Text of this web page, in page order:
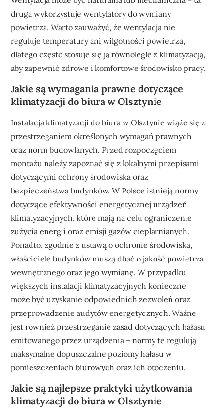
druga wykorzystuje wentylatory do wymiany
powietrza. Warto zauważyć, że wentylacja nie
reguluje temperatury ani wilgotności powietrza,
dlatego często stosuje się ją równolegle z klimatyzacją,
aby zapewnić zdrowe i komfortowe środowisko pracy.
Jakie są wymagania prawne dotyczące
klimatyzacji do biura w Olsztynie
Instalacja klimatyzacji do biura w Olsztynie wiąże się z
przestrzeganiem określonych wymagań prawnych
oraz norm budowlanych. Przed rozpoczęciem
montażu należy zapoznać się z lokalnymi przepisami
dotyczącymi ochrony środowiska oraz
bezpieczeństwa budynków. W Polsce istnieją normy
dotyczące efektywności energetycznej urządzeń
klimatyzacyjnych, które mają na celu ograniczenie
zużycia energii oraz emisji gazów cieplarnianych.
Ponadto, zgodnie z ustawą o ochronie środowiska,
właściciele budynków muszą dbać o jakość powietrza
wewnętrznego oraz jego wymianę. W przypadku
większych instalacji klimatyzacyjnych konieczne
może być uzyskanie odpowiednich zezwoleń oraz
przeprowadzenie audytów energetycznych. Ważne
jest również przestrzeganie zasad dotyczących hałasu
emitowanego przez urządzenia – normy te regulują
maksymalne dopuszczalne poziomy hałasu w
pomieszczeniach biurowych oraz ich otoczeniu.
Jakie są najlepsze praktyki użytkowania
klimatyzacji do biura w Olsztynie